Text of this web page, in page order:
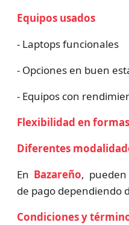
Equipos usados
- Laptops funcionales
- Opciones en buen
- Equipos con
Flexibilidad en
Diferentes
En Bazareño,
de pago dependiendo
Condiciones y